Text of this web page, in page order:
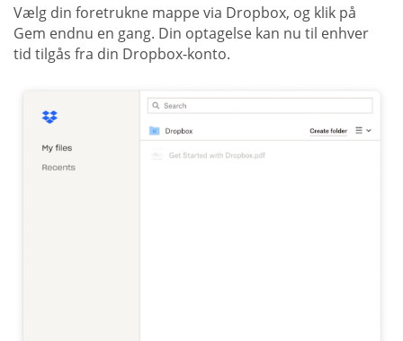
Vælg din foretrukne mappe via Dropbox, og klik på
Gem endnu en gang. Din optagelse kan nu til enhver
tid tilgås fra din Dropbox-konto.